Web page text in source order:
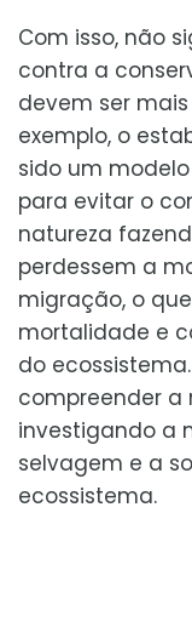
Com isso, não
contra a
devem ser
exemplo, o
sido um
para evitar o
natureza
perdessem a
migração, o
mortalidade e
do
compreender a
investigando a
selvagem e a
ecossistema.